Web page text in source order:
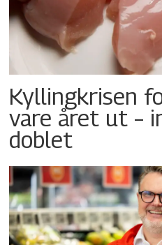
Kyllingkrisen
vare året ut –
doblet